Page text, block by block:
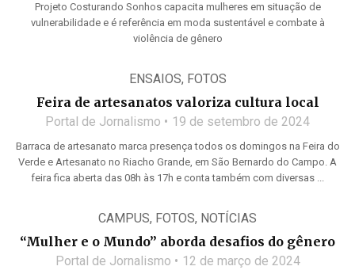
Projeto Costurando Sonhos capacita mulheres em situação de
vulnerabilidade e é referência em moda sustentável e combate à
violência de gênero
ENSAIOS, FOTOS
Feira de artesanatos valoriza cultura local
Portal de Jornalismo 19 de setembro de 2024
Barraca de artesanato marca presença todos os domingos na Feira do
Verde e Artesanato no Riacho Grande, em São Bernardo do Campo. A
feira fica aberta das 08h às 17h e conta também com diversas ...
CAMPUS, FOTOS, NOTÍCIAS
“Mulher e o Mundo” aborda desafios do gênero
Portal de Jornalismo 12 de março de 2024